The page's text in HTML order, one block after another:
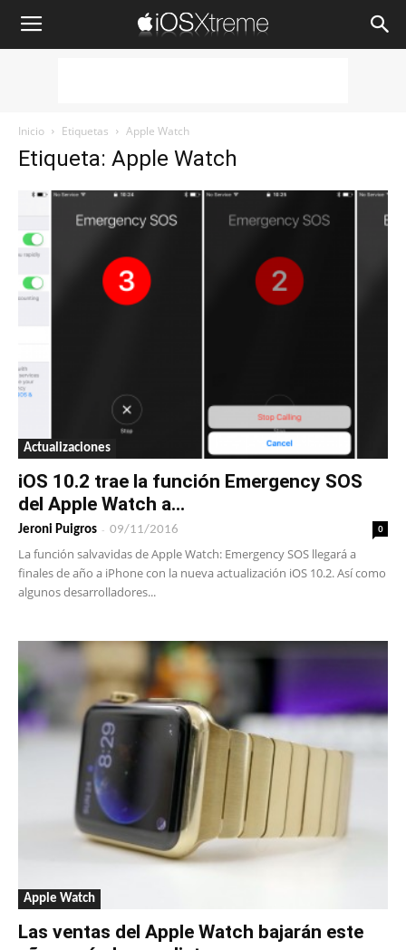
iOSXtreme
Inicio Etiquetas Apple Watch
Etiqueta: Apple Watch
Actualizaciones
iOS 10.2 trae la función Emergency SOS
del Apple Watch a...
Jeroni Puigros - 09/11/2016 0
La función salvavidas de Apple Watch: Emergency SOS llegará a
finales de año a iPhone con la nueva actualización iOS 10.2. Así como
algunos desarrolladores...
Apple Watch
Las ventas del Apple Watch bajarán este